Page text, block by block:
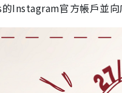
Instagram官方帳戶並